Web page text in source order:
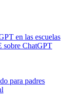
en las escuelas
sobre ChatGPT
para padres